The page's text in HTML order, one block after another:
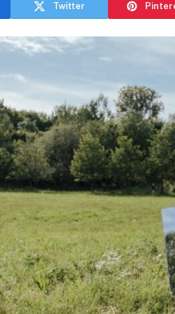
Twitter